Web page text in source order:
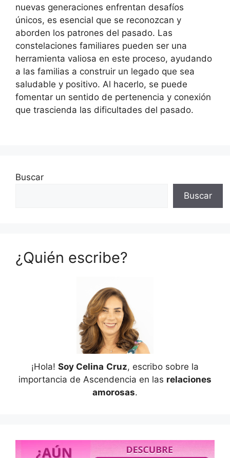
nuevas generaciones enfrentan desafíos
únicos, es esencial que se reconozcan y
aborden los patrones del pasado. Las
constelaciones familiares pueden ser una
herramienta valiosa en este proceso, ayudando
a las familias a construir un legado que sea
saludable y positivo. Al hacerlo, se puede
fomentar un sentido de pertenencia y conexión
que trascienda las dificultades del pasado.
Buscar
Buscar
¿Quién escribe?
¡Hola! Soy Celina Cruz, escribo sobre la
importancia de Ascendencia en las relaciones
amorosas.